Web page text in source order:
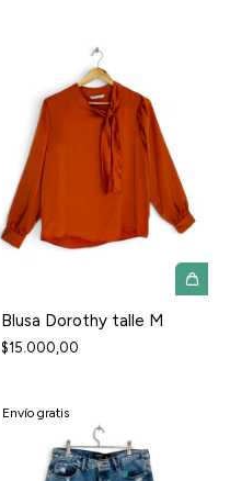
Blusa Dorothy talle M
$15.000,00
Envío gratis